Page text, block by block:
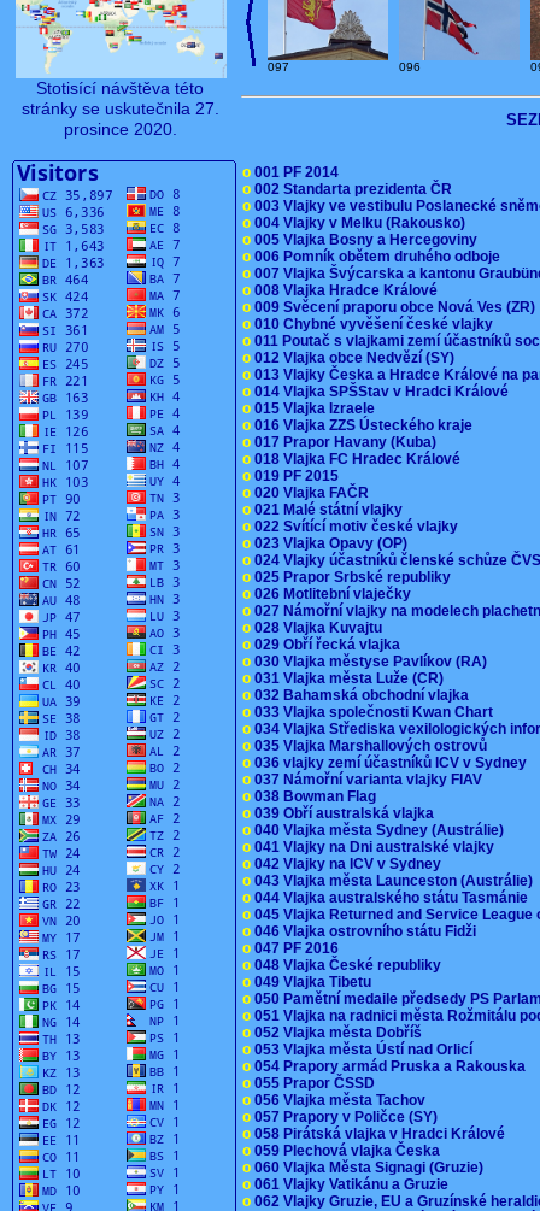
Stotisící návštěva této
stránky se uskutečnila 27.
prosince 2020.
097 096
o 001 PF 2014
o 002 Standarta prezidenta ČR
o 003 Vlajky ve vestibulu Poslanecké
o 004 Vlajky v Melku (Rakousko)
o 005 Vlajka Bosny a Hercegoviny
o 006 Pomník obětem druhého odboje
o 007 Vlajka Švýcarska a kantonu
o 008 Vlajka Hradce Králové
o 009 Svěcení praporu obce Nová Ves
o 010 Chybné vyvěšení české vlajky
o 011 Poutač s vlajkami zemí účastníků
o 012 Vlajka obce Nedvězí (SY)
o 013 Vlajky Česka a Hradce Králové na
o 014 Vlajka SPŠStav v Hradci Králové
o 015 Vlajka Izraele
o 016 Vlajka ZZS Ústeckého kraje
o 017 Prapor Havany (Kuba)
o 018 Vlajka FC Hradec Králové
o 019 PF 2015
o 020 Vlajka FAČR
o 021 Malé státní vlajky
o 022 Svítící motiv české vlajky
o 023 Vlajka Opavy (OP)
o 024 Vlajky účastníků členské schůze
o 025 Prapor Srbské republiky
o 026 Motlitební vlaječky
o 027 Námořní vlajky na modelech
o 028 Vlajka Kuvajtu
o 029 Obří řecká vlajka
o 030 Vlajka městyse Pavlíkov (RA)
o 031 Vlajka města Luže (CR)
o 032 Bahamská obchodní vlajka
o 033 Vlajka společnosti Kwan Chart
o 034 Vlajka Střediska vexilologických
o 035 Vlajka Marshallových ostrovů
o 036 vlajky zemí účastníků ICV v Sydney
o 037 Námořní varianta vlajky FIAV
o 038 Bowman Flag
o 039 Obří australská vlajka
o 040 Vlajka města Sydney (Austrálie)
o 041 Vlajky na Dni australské vlajky
o 042 Vlajky na ICV v Sydney
o 043 Vlajka města Launceston (Austrálie)
o 044 Vlajka australského státu Tasmánie
o 045 Vlajka Returned and Service
o 046 Vlajka ostrovního státu Fidži
o 047 PF 2016
o 048 Vlajka České republiky
o 049 Vlajka Tibetu
o 050 Pamětní medaile předsedy PS
o 051 Vlajka na radnici města Rožmitálu
o 052 Vlajka města Dobříš
o 053 Vlajka města Ústí nad Orlicí
o 054 Prapory armád Pruska a Rakouska
o 055 Prapor ČSSD
o 056 Vlajka města Tachov
o 057 Prapory v Poličce (SY)
o 058 Pirátská vlajka v Hradci Králové
o 059 Plechová vlajka Česka
o 060 Vlajka Města Signagi (Gruzie)
o 061 Vlajky Vatikánu a Gruzie
o 062 Vlajky Gruzie, EU a Gruzínské